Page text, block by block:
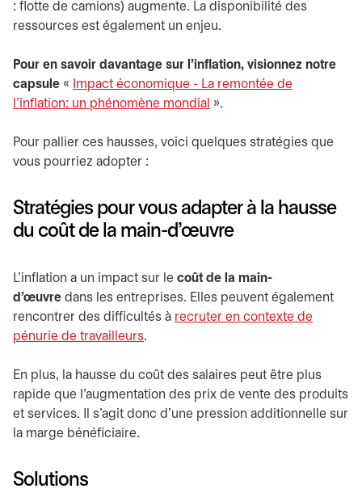
: flotte de camions) augmente. La disponibilité des
ressources est également un enjeu.
Pour en savoir davantage sur l’inflation, visionnez notre
capsule «
Impact économique - La remontée de
l'inflation: un phénomène mondial ».
Pour pallier ces hausses, voici quelques stratégies que
vous pourriez adopter :
Stratégies pour vous adapter à la hausse
du coût de la main-d’œuvre
L’inflation a un impact sur le coût de la main-
d’œuvre dans les entreprises. Elles peuvent également
rencontrer des difficultés à recruter en contexte de
pénurie de travailleurs.
En plus, la hausse du coût des salaires peut être plus
rapide que l’augmentation des prix de vente des produits
et services. Il s’agit donc d’une pression additionnelle sur
la marge bénéficiaire.
Solutions